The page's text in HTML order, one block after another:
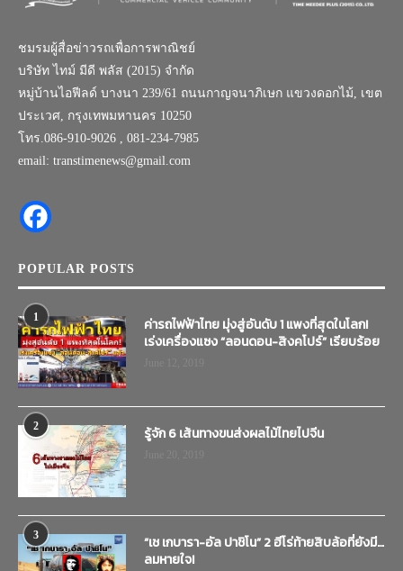
ชมรมผู้สื่อข่าวรถเพื่อการพาณิชย์
บริษัท ไทม์ มีดี พลัส (2015) จำกัด
หมู่บ้านไอฟีลด์ บางนา 239/61 ถนนกาญจนาภิเษก แขวงดอกไม้, เขต
ประเวศ, กรุงเทพมหานคร 10250
โทร.086-910-9026 , 081-234-7985
email: transtimenews@gmail.com
POPULAR POSTS
1
ค่ารถไฟฟ้าไทย มุ่งสู่อันดับ 1 แพงที่สุดในโลก!
เร่งเครื่องแซง “ลอนดอน-สิงคโปร์” เรียบร้อย
2 รู้จัก 6 เส้นทางขนส่งผลไม้ไทยไปจีน
3
“เช เกบารา-อัล ปาชิโน” 2 ฮีโร่ท้ายสิบล้อที่ยังมี…
ลมหายใจ!